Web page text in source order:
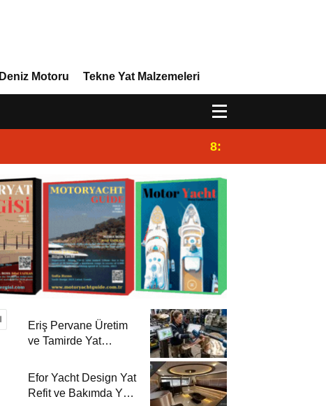
Deniz Motoru Tekne Yat Malzemeleri
8:29
Eriş Pervane Üretim
ve Tamirde Yat
Efor Yacht Design Yat
Refit ve Bakımda Yat